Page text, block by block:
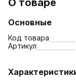
О товаре
Основные
Код товара
Артикул